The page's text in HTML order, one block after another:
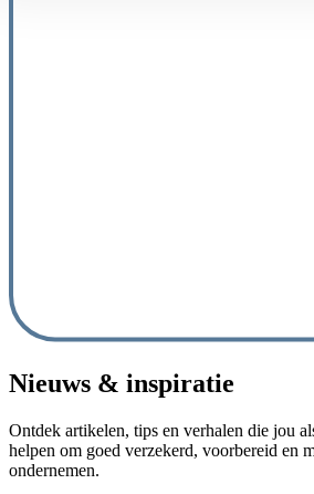
Nieuws & inspiratie
Ontdek artikelen, tips en verhalen die jou
helpen om goed verzekerd, voorbereid en
ondernemen.